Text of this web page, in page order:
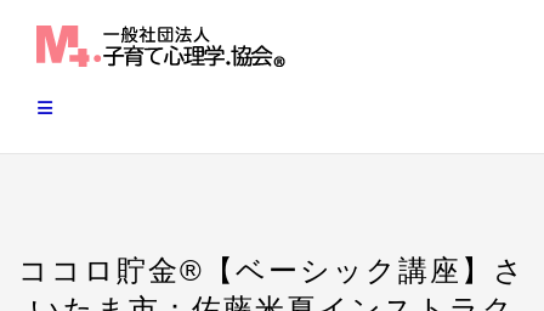
ココロ貯金®︎【ベーシック講座】さ